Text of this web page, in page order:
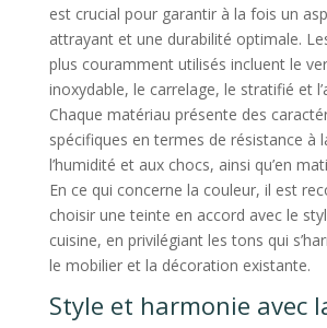
est crucial pour garantir à la fois un
attrayant et une durabilité optimale.
plus couramment utilisés incluent le
inoxydable, le carrelage, le stratifié et
Chaque matériau présente des
spécifiques en termes de résistance à
l’humidité et aux chocs, ainsi qu’en
En ce qui concerne la couleur, il est
choisir une teinte en accord avec le
cuisine, en privilégiant les tons qui
le mobilier et la décoration existante.
Style et harmonie avec